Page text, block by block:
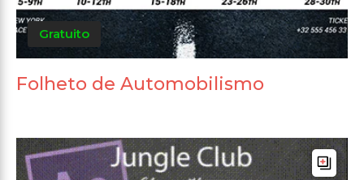
Gratuito
Folheto de Automobilismo